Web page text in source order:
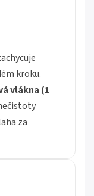
kroku.
vlákna (1
za